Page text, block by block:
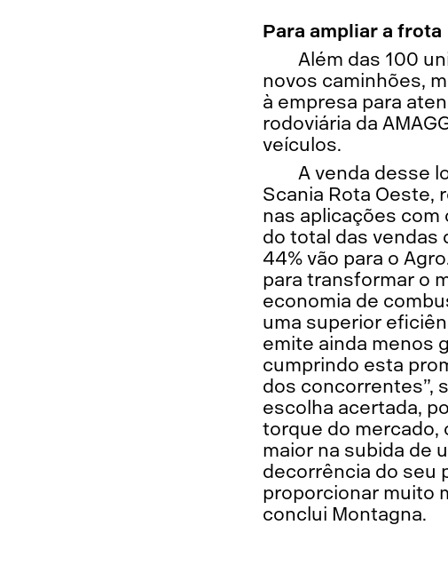
Para ampliar a frota
Além das 100
novos caminhões,
à empresa para
rodoviária da
veículos.
A venda desse
Scania Rota Oeste,
nas aplicações
do total das vendas
44% vão para o
para transformar o
economia de
uma superior
emite ainda menos
cumprindo esta
dos concorrentes”,
escolha acertada,
torque do mercado,
maior na subida de
decorrência do seu
proporcionar muito
conclui Montagna.